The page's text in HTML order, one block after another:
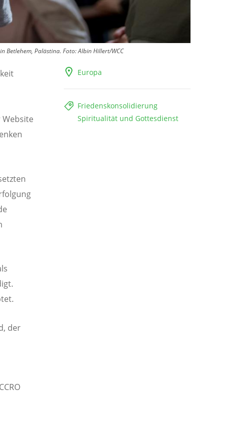
Betlehem, Palästina. Foto:Albin Hillert/WCC
Europa
Friedenskonsolidierung
Spiritualität und Gottesdienst
der